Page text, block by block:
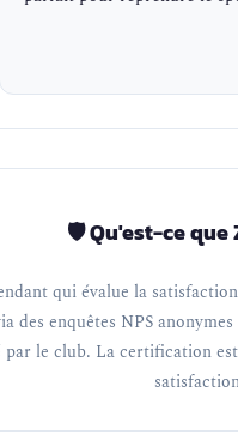
🛡️ Qu'est-ce que
qui évalue la
des enquêtes NPS
le club. La certification